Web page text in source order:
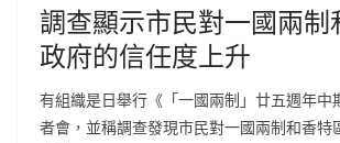
調查顯示市民對一國兩制
政府的信任度上升
有組織是日舉行《「一國兩制」廿五週年中
者會，並稱調查發現市民對一國兩制和香特